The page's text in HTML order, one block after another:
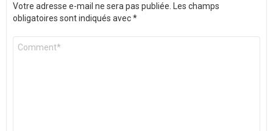
Votre adresse e-mail ne sera pas publiée. Les champs
obligatoires sont indiqués avec*
Commentaire